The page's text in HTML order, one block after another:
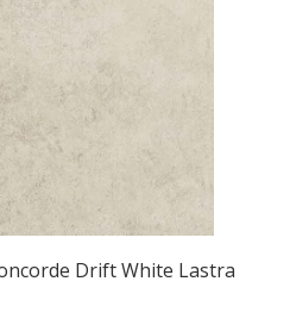
Drift White Lastra